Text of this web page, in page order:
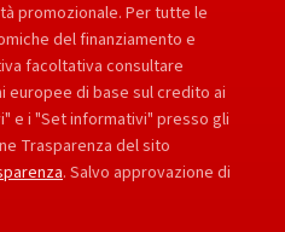
promozionale. Per tutte le
del finanziamento e
facoltativa consultare
di base sul credito ai
e i "Set informativi" presso gli
Trasparenza del sito
. Salvo approvazione di